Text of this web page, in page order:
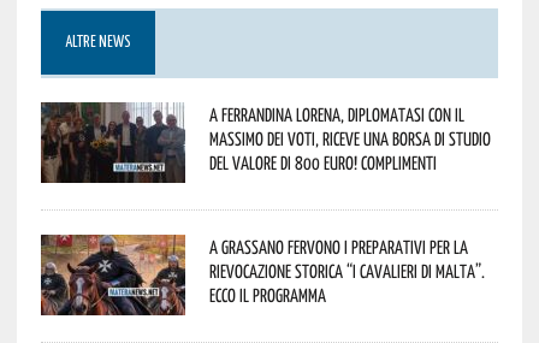
ALTRE NEWS
A Ferrandina Lorena, diplomatasi con il
massimo dei voti, riceve una borsa di studio
del valore di 800 euro! Complimenti
A Grassano fervono i preparativi per la
Rievocazione Storica “I CAVALIERI DI MALTA”.
Ecco il programma